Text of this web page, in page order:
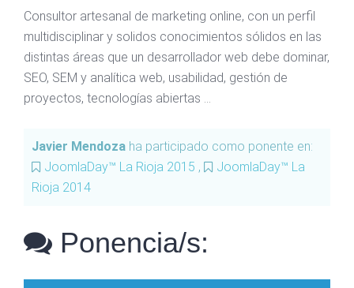
Consultor artesanal de marketing online, con un perfil
multidisciplinar y solidos conocimientos sólidos en las
distintas áreas que un desarrollador web debe dominar,
SEO, SEM y analítica web, usabilidad, gestión de
proyectos, tecnologías abiertas ...
Javier Mendoza ha participado como ponente en:
JoomlaDay™ La Rioja 2015 ,
JoomlaDay™ La
Rioja 2014
Ponencia/s: